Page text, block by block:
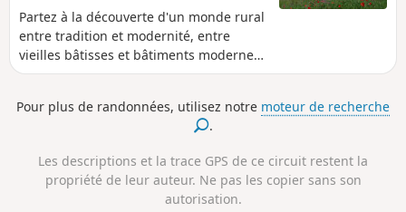
Partez à la découverte d'un monde rural
entre tradition et modernité, entre
vieilles bâtisses et bâtiments modernes.
Un voyage d'hier à aujourd'hui sur ce
Pour plus de randonnées, utilisez notre moteur de recherche
.
Les descriptions et la trace GPS de ce circuit restent la
propriété de leur auteur. Ne pas les copier sans son
autorisation.